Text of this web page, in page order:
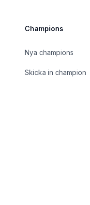
Champions
Nya champions
Skicka in champion